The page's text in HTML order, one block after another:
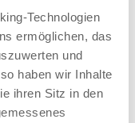
Technologien
ermöglichen, das
und
haben wir Inhalte
ihren Sitz in den